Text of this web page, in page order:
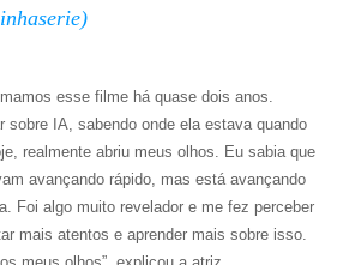
esse filme há quase dois anos.
sobre IA, sabendo onde ela estava quando
realmente abriu meus olhos. Eu sabia que
avançando rápido, mas está avançando
Foi algo muito revelador e me fez perceber
mais atentos e aprender mais sobre isso.